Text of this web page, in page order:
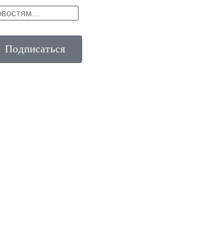
Подписаться